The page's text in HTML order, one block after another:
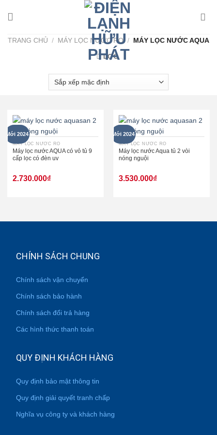
TRANG CHỦ / MÁY LỌC NƯỚC RO / MÁY LỌC NƯỚC AQUA
LỌC
Mới 2024
MÁY LỌC NƯỚC RO
Máy lọc nước AQUA có vỏ tủ 9
cấp lọc có đèn uv
2.730.000₫
Mới 2024
MÁY LỌC NƯỚC RO
Máy lọc nước Aqua tủ 2 vòi
nóng nguội
3.530.000₫
CHÍNH SÁCH CHUNG
Chính sách vận chuyển
Chính sách bảo hành
Chính sách đổi trả hàng
Các hình thức thanh toán
QUY ĐỊNH KHÁCH HÀNG
Quy định bảo mật thông tin
Quy định giải quyết tranh chấp
Nghĩa vụ công ty và khách hàng